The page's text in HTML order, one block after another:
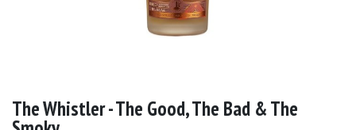
The Whistler - The Good, The Bad & The